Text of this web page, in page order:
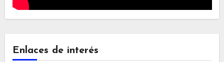
Enlaces de interés